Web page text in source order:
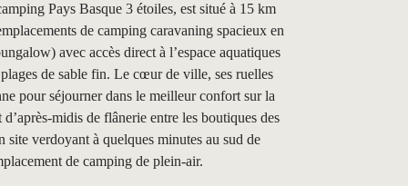
Pays Basque 3 étoiles, est situé à 15 km
de camping caravaning spacieux en
avec accès direct à l’espace aquatiques
de sable fin. Le cœur de ville, ses ruelles
pour séjourner dans le meilleur confort sur la
midis de flânerie entre les boutiques des
verdoyant à quelques minutes au sud de
de camping de plein-air.